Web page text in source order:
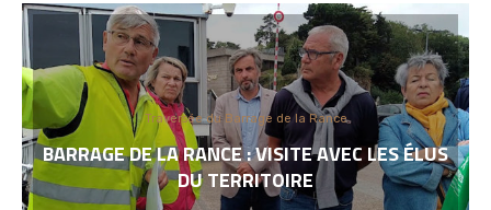
Traversée du Barrage de la Rance
BARRAGE DE LA RANCE : VISITE AVEC LES ÉLUS
DU TERRITOIRE